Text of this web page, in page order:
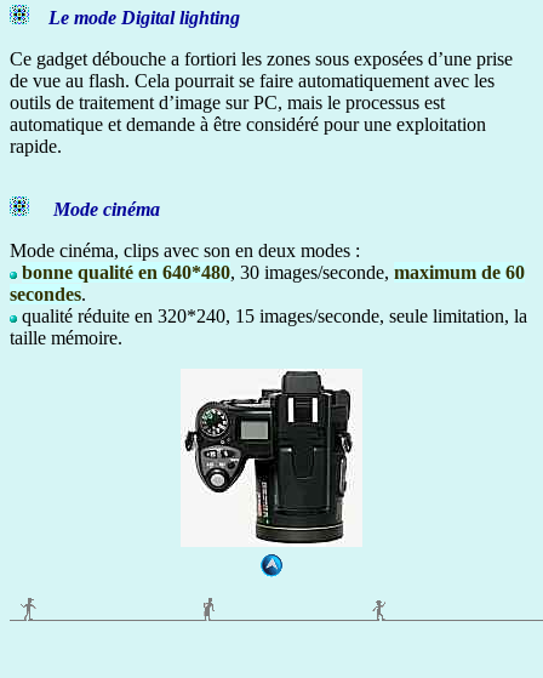
Le mode Digital lighting
Ce gadget débouche a fortiori les zones sous exposées d’une prise
de vue au flash. Cela pourrait se faire automatiquement avec les
outils de traitement d’image sur PC, mais le processus est
automatique et demande à être considéré pour une exploitation
rapide.
Mode cinéma
Mode cinéma, clips avec son en deux modes :
bonne qualité en 640*480, 30 images/seconde, maximum de 60
secondes.
qualité réduite en 320*240, 15 images/seconde, seule limitation, la
taille mémoire.